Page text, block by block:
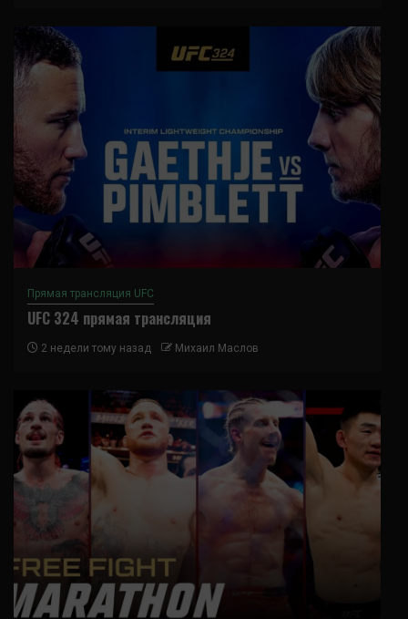
Прямая трансляция UFC
UFC 324 прямая трансляция
2 недели тому назад Михаил Маслов